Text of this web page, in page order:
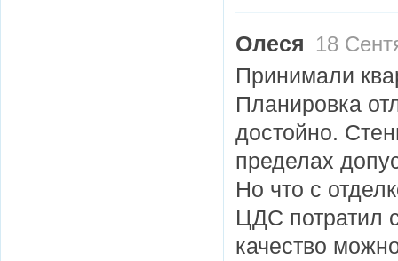
Олеся 18
Принимали
Планировка
достойно.
пределах
Но что с
ЦДС потратил
качество